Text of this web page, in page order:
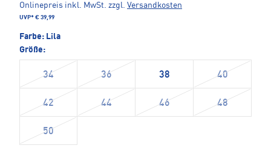
Onlinepreis inkl. MwSt. zzgl. Versandkosten
UVP* € 39,99
Farbe: Lila
Größe:
34 36 38 40
42 44 46 48
50